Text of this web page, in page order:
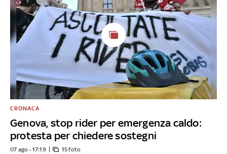
Genova, stop rider per emergenza caldo:
protesta per chiedere sostegni
CRONACA
07 ago - 17:19 15 foto